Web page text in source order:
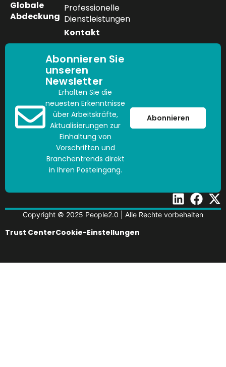
Globale
Abdeckung
Professionelle
Dienstleistungen
Kontakt
Abonnieren Sie
unseren
Newsletter
Erhalten Sie die
neuesten Erkenntnisse
über Arbeitskräfte,
Aktualisierungen zur
Einhaltung von
Vorschriften und
Branchentrends direkt
in Ihren Posteingang.
Abonnieren
Copyright © 2025 People2.0 | Alle Rechte vorbehalten
Trust CenterCookie-Einstellungen